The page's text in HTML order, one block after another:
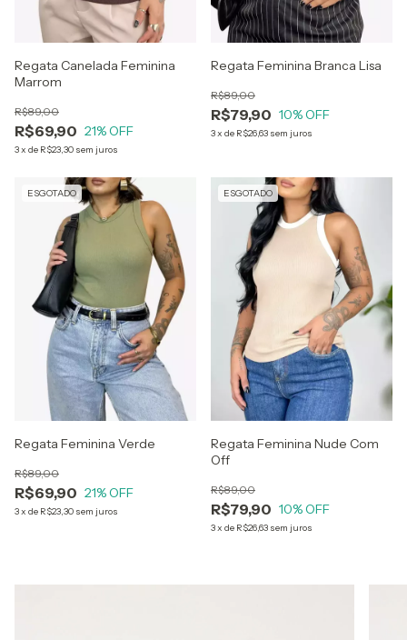
Regata Canelada Feminina
Marrom
R$69,90
R$89,00
21% OFF
3x de R$23,30 sem juros
Regata Feminina Branca Lisa
R$79,90
R$89,00
10% OFF
3x de R$26,63 sem juros
ESGOTADO
Regata Feminina Verde
R$69,90
R$89,00
21% OFF
3x de R$23,30 sem juros
ESGOTADO
Regata Feminina Nude Com
Off
R$79,90
R$89,00
10% OFF
3x de R$26,63 sem juros